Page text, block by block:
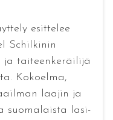
esittelee
Schilkinin
ja taiteenkeräilijä
Kokoelma,
laajin ja
suomalaista lasi-